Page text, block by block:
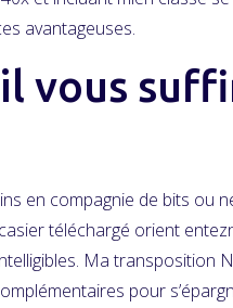
avantageuses.
vous
en compagnie de bits ou
téléchargé orient
Ma transposition
pour